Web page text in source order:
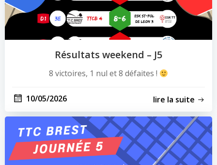
Résultats weekend – J5
8 victoires, 1 nul et 8 défaites !
10/05/2026 lire la suite